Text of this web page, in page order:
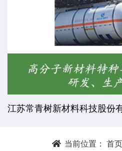
江苏常青树新材料科技股份
当前位置： 首页